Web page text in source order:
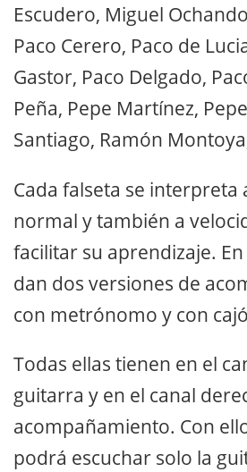
Escudero, Miguel
Paco Cerero, Paco de
Gastor, Paco Delgado,
Peña, Pepe Martínez,
Santiago, Ramón
Cada falseta se interpreta
normal y también a
facilitar su aprendizaje.
dan dos versiones de
con metrónomo y con
Todas ellas tienen en el
guitarra y en el canal
acompañamiento. Con
podrá escuchar solo la